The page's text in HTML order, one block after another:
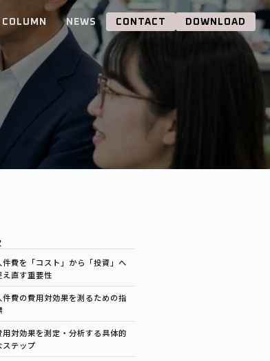
COLUMN NEWS CONTACT DOWNLOAD
件費を「コスト」から「投資」へ
え直す重要性
件費の費用対効果を測るための指
用対効果を測定・分析する具体的
ステップ